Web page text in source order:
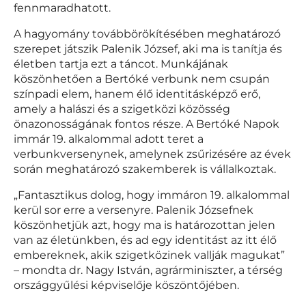
fennmaradhatott.
A hagyomány továbbörökítésében meghatározó
szerepet játszik Palenik József, aki ma is tanítja és
életben tartja ezt a táncot. Munkájának
köszönhetően a Bertóké verbunk nem csupán
színpadi elem, hanem élő identitásképző erő,
amely a halászi és a szigetközi közösség
önazonosságának fontos része. A Bertóké Napok
immár 19. alkalommal adott teret a
verbunkversenynek, amelynek zsűrizésére az évek
során meghatározó szakemberek is vállalkoztak.
„Fantasztikus dolog, hogy immáron 19. alkalommal
kerül sor erre a versenyre. Palenik Józsefnek
köszönhetjük azt, hogy ma is határozottan jelen
van az életünkben, és ad egy identitást az itt élő
embereknek, akik szigetközinek vallják magukat”
– mondta dr. Nagy István, agrárminiszter, a térség
országgyűlési képviselője köszöntőjében.